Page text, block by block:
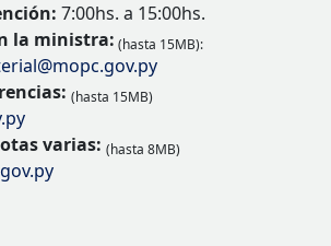
7:00hs. a 15:00hs.
la ministra: (hasta 15MB):
(hasta 15MB)
varias: (hasta 8MB)